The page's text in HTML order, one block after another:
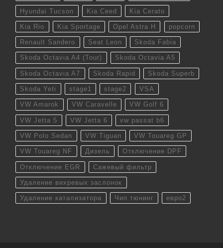
Hyundai Tucson Kia Ceed Kia Cerato
Kia Rio Kia Sportage Opel Astra H popcorn
Renault Sandero Seat Leon Skoda Fabia
Skoda Octavia A4 (Tour) Skoda Octavia A5
Skoda Octavia A7 Skoda Rapid Skoda Superb
Skoda Yeti stage1 stage2 VSA
VW Amarok VW Caravelle VW Golf 6
VW Jetta 5 VW Jetta 6 vw passat b6
VW Polo Sedan VW Tiguan VW Touareg GP
VW Touareg NF Дизель Отключение DPF
Отключение EGR Сажевый фильтр
Удаление вихревых заслонок
Удаление катализатора Чип тюнинг евро2